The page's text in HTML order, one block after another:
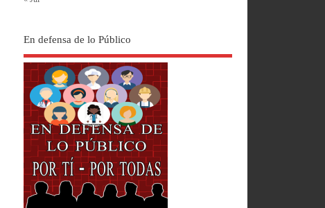
En defensa de lo Público